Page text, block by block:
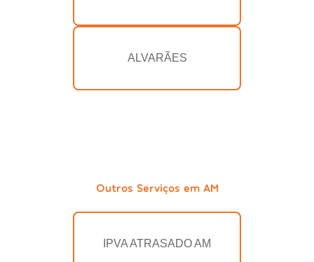
ALVARÃES
Outros Serviços em AM
IPVA ATRASADO AM